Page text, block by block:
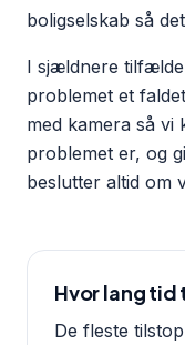
boligselskab så
I sjældnere
problemet et
med kamera så
problemet er, og
beslutter altid om
Hvor lang
De fleste